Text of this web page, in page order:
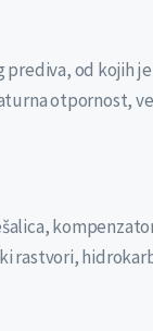
od kojih
otpornost,
rastvori,